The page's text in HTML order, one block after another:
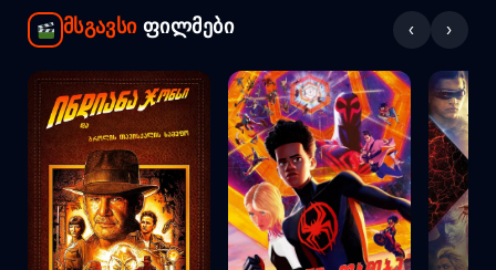
მსგავსიფილმები ‹ ›